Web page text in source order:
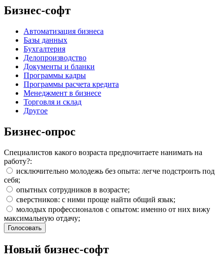
Бизнес-софт
Автоматизация бизнеса
Базы данных
Бухгалтерия
Делопроизводство
Документы и бланки
Программы кадры
Программы расчета кредита
Менеджмент в бизнесе
Торговля и склад
Другое
Бизнес-опрос
Специалистов какого возраста предпочитаете нанимать на
работу?:
исключительно молодежь без опыта: легче подстроить под
себя;
опытных сотрудников в возрасте;
сверстников: с ними проще найти общий язык;
молодых профессионалов с опытом: именно от них вижу
максимальную отдачу;
Новый бизнес-софт